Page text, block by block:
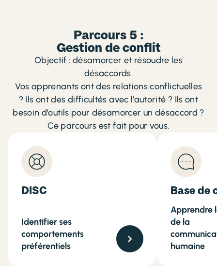
Parcours 5 :
Gestion de conflit
Objectif : désamorcer et résoudre les
désaccords.
Vos apprenants ont des relations conflictuelles
? Ils ont des difficultés avec l’autorité ? Ils ont
besoin d’outils pour désamorcer un désaccord ?
Ce parcours est fait pour vous.
DISC
Identifier ses
comportements
préférentiels
Base de
Apprendre
de la
humaine